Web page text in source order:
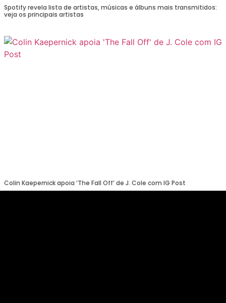
Spotify revela lista de artistas, músicas e álbuns mais transmitidos:
veja os principais artistas
Colin Kaepernick apoia ‘The Fall Off’ de J. Cole com IG Post